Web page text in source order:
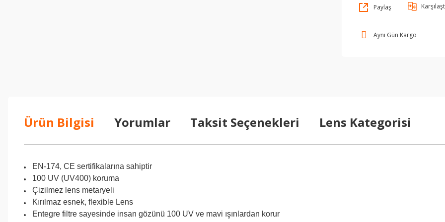
Paylaş
Aynı Gün Kargo
Ürün Bilgisi Yorumlar Taksit Seçenekleri Lens Kategorisi
EN-174, CE sertifikalarına sahiptir
100 UV (UV400) koruma
Çizilmez lens metaryeli
Kırılmaz esnek, flexible Lens
Entegre filtre sayesinde insan gözünü 100 UV ve mavi ışınlardan korur